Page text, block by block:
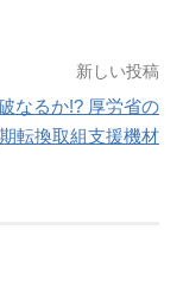
新しい投稿
なるか!? 厚労省の
転換取組支援機材